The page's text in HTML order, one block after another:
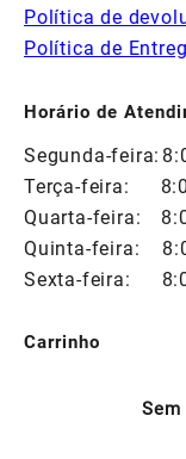
Política de
Política de
Horário de
Segunda-feira:
Terça-feira:
Quarta-feira:
Quinta-feira:
Sexta-feira:
Carrinho